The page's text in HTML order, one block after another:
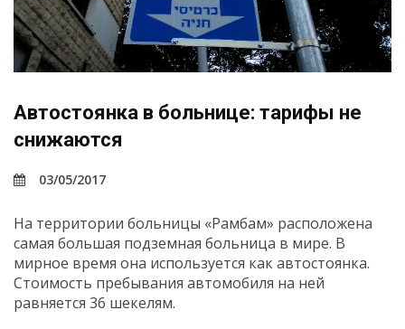
Автостоянка в больнице: тарифы не
снижаются
03/05/2017
На территории больницы «Рамбам» расположена
самая большая подземная больница в мире. В
мирное время она используется как автостоянка.
Стоимость пребывания автомобиля на ней
равняется 36 шекелям.